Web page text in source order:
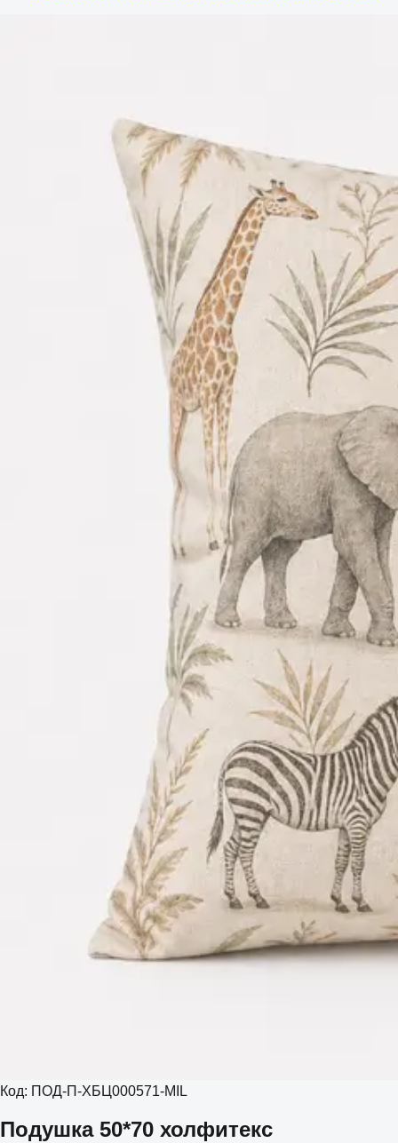
Код: ПОД-П-ХБЦ000571-MIL
Подушка 50*70 холфитекс